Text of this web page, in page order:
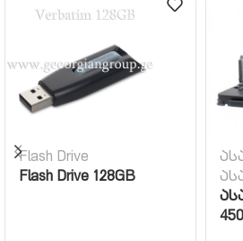
Flash Drive
Flash Drive 128GB